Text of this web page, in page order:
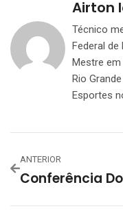
Airton
Técnico
Federal
Mestre em
Rio
Esportes
ANTERIOR